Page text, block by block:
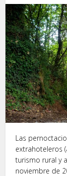
Las
extrahoteleros
turismo rural y
noviembre de